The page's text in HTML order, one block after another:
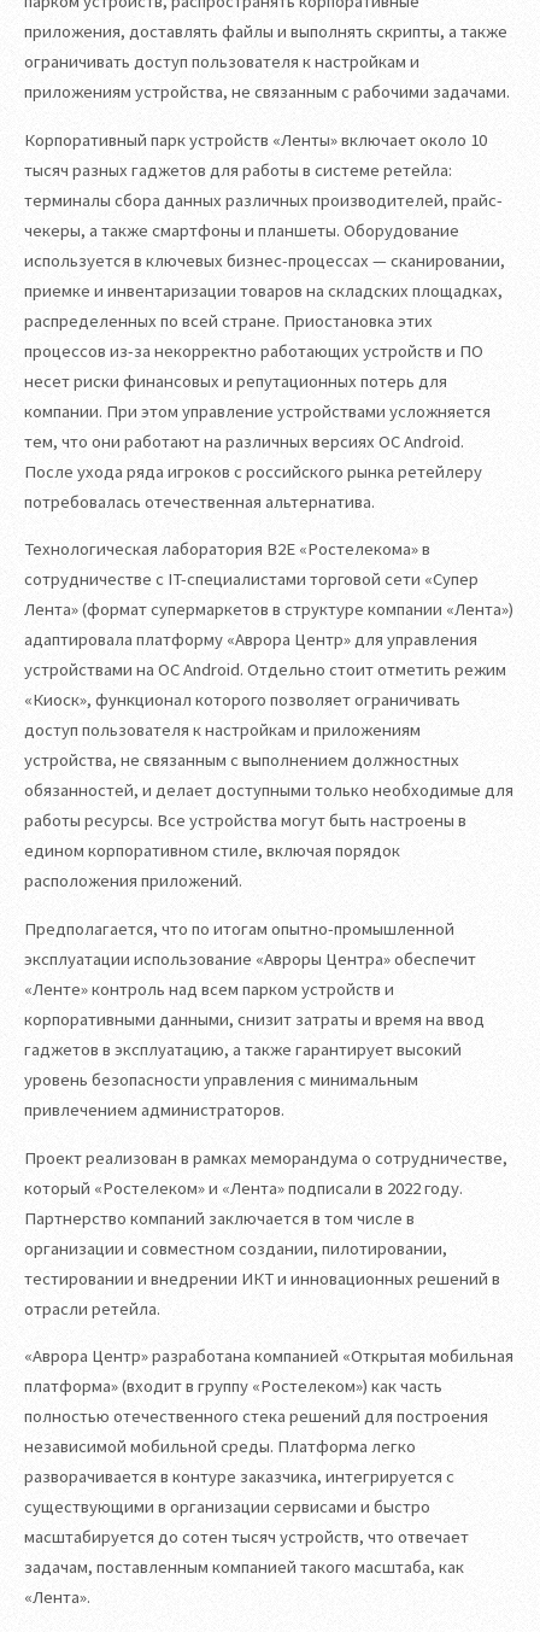
приложения, доставлять файлы и выполнять скрипты, а также
ограничивать доступ пользователя к настройкам и
приложениям устройства, не связанным с рабочими задачами.
Корпоративный парк устройств «Ленты» включает около 10
тысяч разных гаджетов для работы в системе ретейла:
терминалы сбора данных различных производителей, прайс-
чекеры, а также смартфоны и планшеты. Оборудование
используется в ключевых бизнес-процессах — сканировании,
приемке и инвентаризации товаров на складских площадках,
распределенных по всей стране. Приостановка этих
процессов из-за некорректно работающих устройств и ПО
несет риски финансовых и репутационных потерь для
компании. При этом управление устройствами усложняется
тем, что они работают на различных версиях ОС Android.
После ухода ряда игроков с российского рынка ретейлеру
потребовалась отечественная альтернатива.
Технологическая лаборатория B2E «Ростелекома» в
сотрудничестве с IT-специалистами торговой сети «Супер
Лента» (формат супермаркетов в структуре компании «Лента»)
адаптировала платформу «Аврора Центр» для управления
устройствами на ОС Android. Отдельно стоит отметить режим
«Киоск», функционал которого позволяет ограничивать
доступ пользователя к настройкам и приложениям
устройства, не связанным с выполнением должностных
обязанностей, и делает доступными только необходимые для
работы ресурсы. Все устройства могут быть настроены в
едином корпоративном стиле, включая порядок
расположения приложений.
Предполагается, что по итогам опытно-промышленной
эксплуатации использование «Авроры Центра» обеспечит
«Ленте» контроль над всем парком устройств и
корпоративными данными, снизит затраты и время на ввод
гаджетов в эксплуатацию, а также гарантирует высокий
уровень безопасности управления с минимальным
привлечением администраторов.
Проект реализован в рамках меморандума о сотрудничестве,
который «Ростелеком» и «Лента» подписали в 2022 году.
Партнерство компаний заключается в том числе в
организации и совместном создании, пилотировании,
тестировании и внедрении ИКТ и инновационных решений в
отрасли ретейла.
«Аврора Центр» разработана компанией «Открытая мобильная
платформа» (входит в группу «Ростелеком») как часть
полностью отечественного стека решений для построения
независимой мобильной среды. Платформа легко
разворачивается в контуре заказчика, интегрируется с
существующими в организации сервисами и быстро
масштабируется до сотен тысяч устройств, что отвечает
задачам, поставленным компанией такого масштаба, как
«Лента».